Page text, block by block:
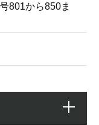
801から850ま